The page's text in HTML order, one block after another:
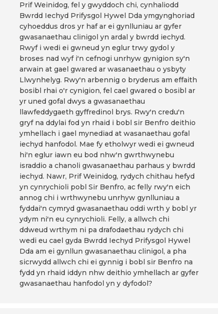
Prif Weinidog, fel y gwyddoch chi, cynhaliodd
Bwrdd Iechyd Prifysgol Hywel Dda ymgynghoriad
cyhoeddus dros yr haf ar ei gynlluniau ar gyfer
gwasanaethau clinigol yn ardal y bwrdd iechyd.
Rwyf i wedi ei gwneud yn eglur trwy gydol y
broses nad wyf i'n cefnogi unrhyw gynigion sy'n
arwain at gael gwared ar wasanaethau o ysbyty
Llwynhelyg. Rwy'n arbennig o bryderus am effaith
bosibl rhai o'r cynigion, fel cael gwared o bosibl ar
yr uned gofal dwys a gwasanaethau
llawfeddygaeth gyffredinol brys. Rwy'n credu'n
gryf na ddylai fod yn rhaid i bobl sir Benfro deithio
ymhellach i gael mynediad at wasanaethau gofal
iechyd hanfodol. Mae fy etholwyr wedi ei gwneud
hi'n eglur iawn eu bod nhw'n gwrthwynebu
israddio a chanoli gwasanaethau parhaus y bwrdd
iechyd. Nawr, Prif Weinidog, rydych chithau hefyd
yn cynrychioli pobl Sir Benfro, ac felly rwy'n eich
annog chi i wrthwynebu unrhyw gynlluniau a
fyddai'n cymryd gwasanaethau oddi wrth y bobl yr
ydym ni'n eu cynrychioli. Felly, a allwch chi
ddweud wrthym ni pa drafodaethau rydych chi
wedi eu cael gyda Bwrdd Iechyd Prifysgol Hywel
Dda am ei gynllun gwasanaethau clinigol, a pha
sicrwydd allwch chi ei gynnig i bobl sir Benfro na
fydd yn rhaid iddyn nhw deithio ymhellach ar gyfer
gwasanaethau hanfodol yn y dyfodol?